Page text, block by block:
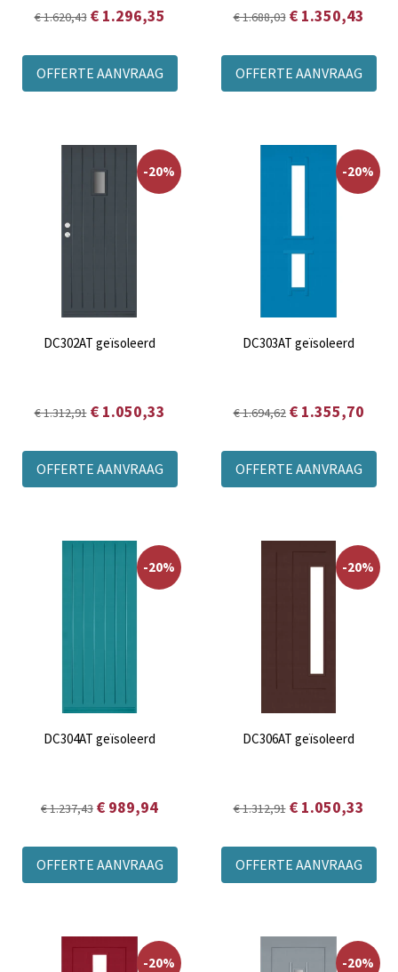
€ 1.620,43 € 1.296,35
OFFERTE AANVRAAG
€ 1.688,03 € 1.350,43
OFFERTE AANVRAAG
-20%
DC302AT geïsoleerd
€ 1.312,91 € 1.050,33
OFFERTE AANVRAAG
-20%
DC303AT geïsoleerd
€ 1.694,62 € 1.355,70
OFFERTE AANVRAAG
-20%
DC304AT geïsoleerd
€ 1.237,43 € 989,94
OFFERTE AANVRAAG
-20%
DC306AT geïsoleerd
€ 1.312,91 € 1.050,33
OFFERTE AANVRAAG
-20% -20%